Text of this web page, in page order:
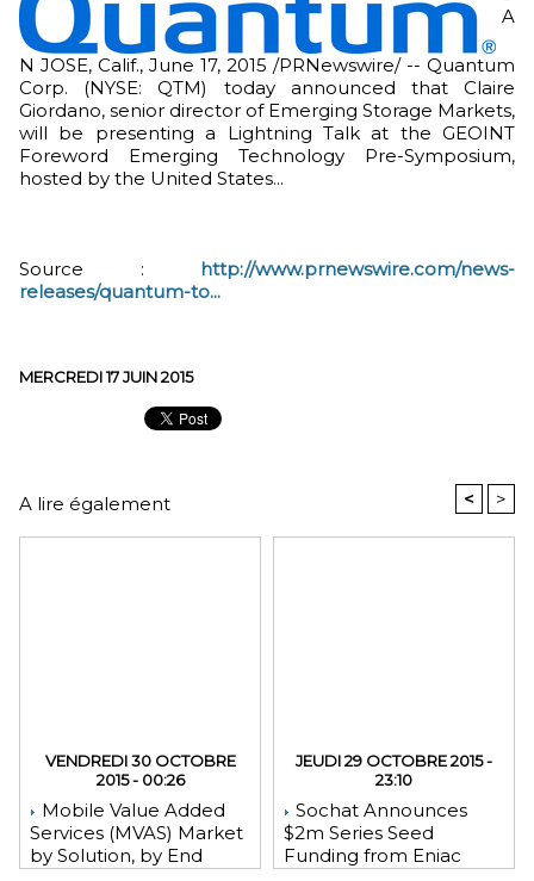
A
N JOSE, Calif., June 17, 2015 /PRNewswire/ -- Quantum
Corp. (NYSE: QTM) today announced that Claire
Giordano, senior director of Emerging Storage Markets,
will be presenting a Lightning Talk at the GEOINT
Foreword Emerging Technology Pre-Symposium,
hosted by the United States...
Source : http://www.prnewswire.com/news-
releases/quantum-to...
MERCREDI 17 JUIN 2015
A lire également < >
VENDREDI 30 OCTOBRE
2015 - 00:26
Mobile Value Added
Services (MVAS) Market
by Solution, by End
JEUDI 29 OCTOBRE 2015 -
23:10
Sochat Announces
$2m Series Seed
Funding from Eniac